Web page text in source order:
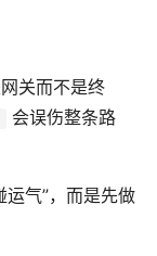
关而不是终
会误伤整条路
气”，而是先做